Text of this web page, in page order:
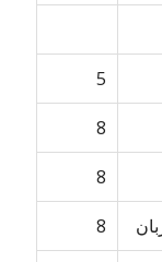
5
8
8
8